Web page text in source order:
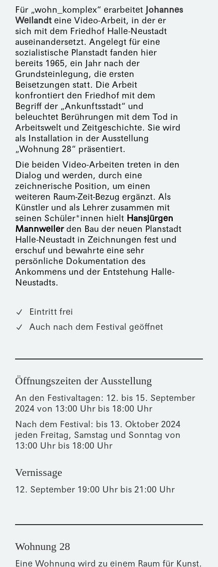
Für „wohn_komplex“ erarbeitet Johannes
Weilandt eine Video-Arbeit, in der er
sich mit dem Friedhof Halle-Neustadt
auseinandersetzt. Angelegt für eine
sozialistische Planstadt fanden hier
bereits 1965, ein Jahr nach der
Grundsteinlegung, die ersten
Beisetzungen statt. Die Arbeit
konfrontiert den Friedhof mit dem
Begriff der „Ankunftsstadt“ und
beleuchtet Berührungen mit dem Tod in
Arbeitswelt und Zeitgeschichte. Sie wird
als Installation in der Ausstellung
„Wohnung 28“ präsentiert.
Die beiden Video-Arbeiten treten in den
Dialog und werden, durch eine
zeichnerische Position, um einen
weiteren Raum-Zeit-Bezug ergänzt. Als
Künstler und als Lehrer zusammen mit
seinen Schüler*innen hielt Hansjürgen
Mannweilerden Bau der neuen Planstadt
Halle-Neustadt in Zeichnungen fest und
erschuf und bewahrte eine sehr
persönliche Dokumentation des
Ankommens und der Entstehung Halle-
Neustadts.
Eintritt frei
Auch nach dem Festival geöffnet
Öffnungszeiten der Ausstellung
An den Festivaltagen: 12. bis 15. September
2024 von 13:00 Uhr bis 18:00 Uhr
Nach dem Festival: bis 13. Oktober 2024
jeden Freitag, Samstag und Sonntag von
13:00 Uhr bis 18:00 Uhr
Vernissage
12. September 19:00 Uhr bis 21:00 Uhr
Wohnung 28
Eine Wohnung wird zu einem Raum für Kunst.